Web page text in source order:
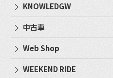
KNOWLEDGW
中古車
Web Shop
WEEKEND RIDE